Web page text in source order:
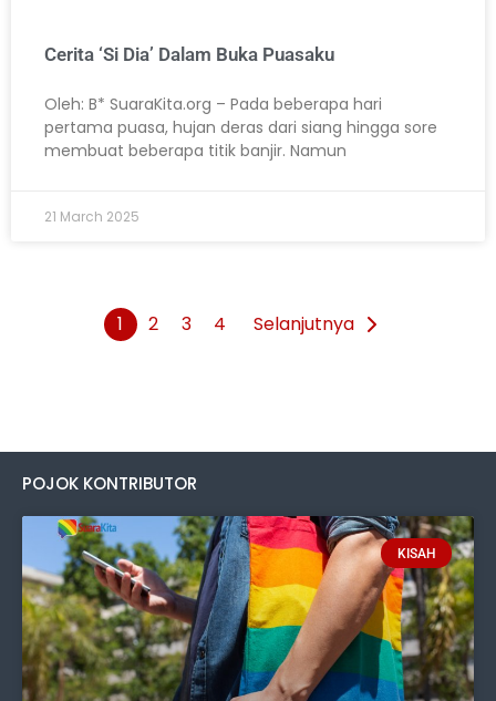
Cerita ‘Si Dia’ Dalam Buka Puasaku
Oleh: B* SuaraKita.org – Pada beberapa hari
pertama puasa, hujan deras dari siang hingga sore
membuat beberapa titik banjir. Namun
21 March 2025
1 2 3 4 Selanjutnya
POJOK KONTRIBUTOR
KISAH